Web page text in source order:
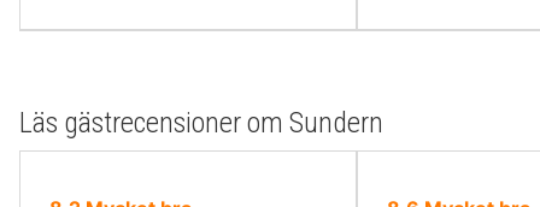
Läs gästrecensioner om Sundern